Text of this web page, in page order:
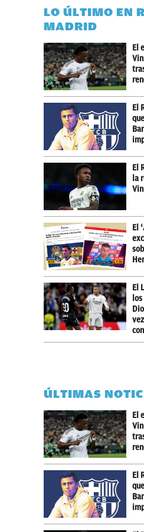
LO ÚLTIMO EN
MADRID
El
El
El
la
El
El
ÚLTIMAS
El
El